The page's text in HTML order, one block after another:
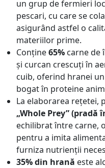
un grup de fermieri
pescari, cu care se
asigurând astfel o
materiilor prime.
Conține65% carne de
și curcan crescuți în
cuib, oferind hranei
bogat în proteine
La elaborarea rețetei,
„Whole Prey” (pradă
echilibrat între carne,
pentru a imita
furniza nutrienții
35% din hrană este